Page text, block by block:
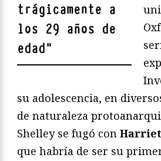
trágicamente a
los 29 años de
edad"
su adolescencia, en
de naturaleza
Shelley se fugó con
que habría de ser su